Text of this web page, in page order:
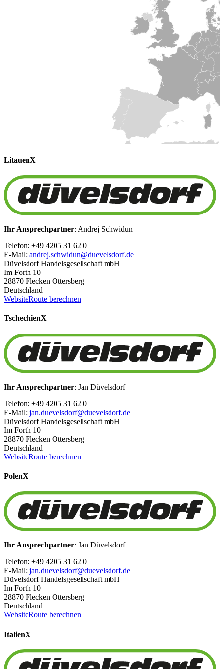
LitauenX
Ihr Ansprechpartner: Andrej Schwidun
Telefon: +49 4205 31 62 0
E-Mail: andrej.schwidun@duevelsdorf.de
Düvelsdorf Handelsgesellschaft mbH
Im Forth 10
28870 Flecken Ottersberg
Deutschland
WebsiteRoute berechnen
TschechienX
Ihr Ansprechpartner: Jan Düvelsdorf
Telefon: +49 4205 31 62 0
E-Mail: jan.duevelsdorf@duevelsdorf.de
Düvelsdorf Handelsgesellschaft mbH
Im Forth 10
28870 Flecken Ottersberg
Deutschland
WebsiteRoute berechnen
PolenX
Ihr Ansprechpartner: Jan Düvelsdorf
Telefon: +49 4205 31 62 0
E-Mail: jan.duevelsdorf@duevelsdorf.de
Düvelsdorf Handelsgesellschaft mbH
Im Forth 10
28870 Flecken Ottersberg
Deutschland
WebsiteRoute berechnen
ItalienX